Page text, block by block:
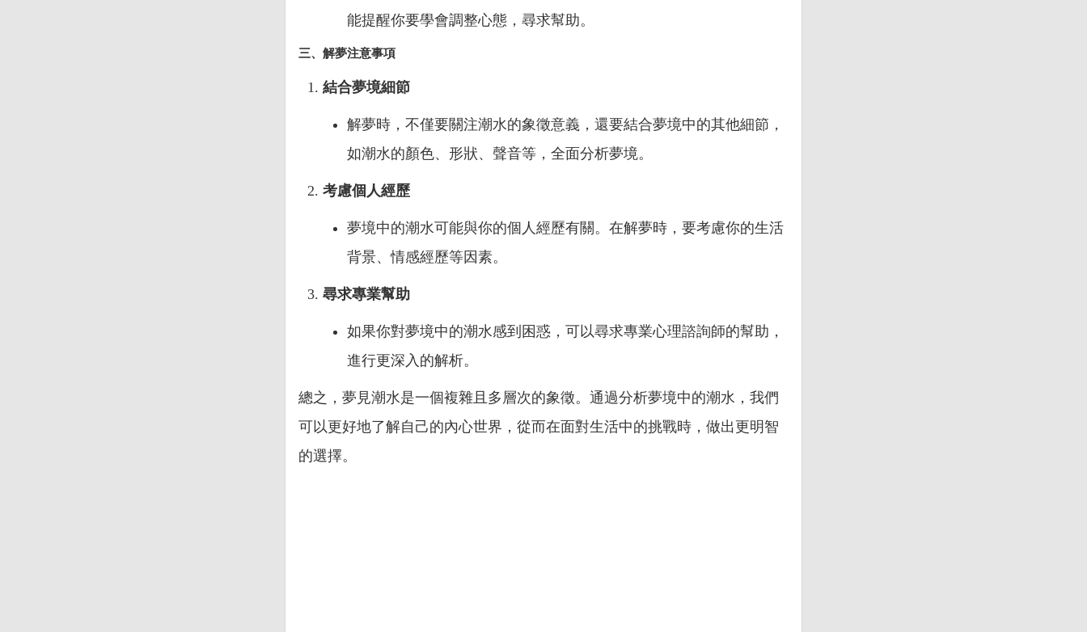
能提醒你要學會調整心態，尋求幫助。
三、解夢注意事項
結合夢境細節
解夢時，不僅要關注潮水的象徵意義，還要結合夢境中的其他細節，
如潮水的顏色、形狀、聲音等，全面分析夢境。
考慮個人經歷
夢境中的潮水可能與你的個人經歷有關。在解夢時，要考慮你的生活
背景、情感經歷等因素。
尋求專業幫助
如果你對夢境中的潮水感到困惑，可以尋求專業心理諮詢師的幫助，
進行更深入的解析。
總之，夢見潮水是一個複雜且多層次的象徵。通過分析夢境中的潮水，我們
可以更好地了解自己的內心世界，從而在面對生活中的挑戰時，做出更明智
的選擇。